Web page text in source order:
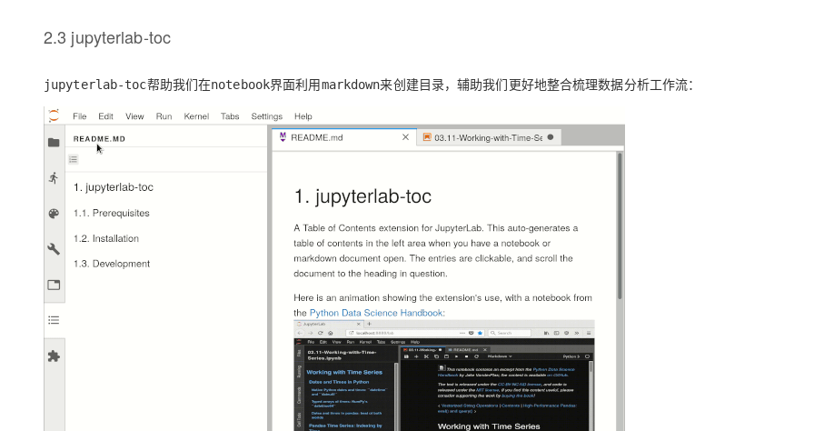
2.3 jupyterlab-toc
jupyterlab-toc帮助我们在notebook界面利用markdown来创建目录，辅助我们更好地整合梳理数据分析工作流：